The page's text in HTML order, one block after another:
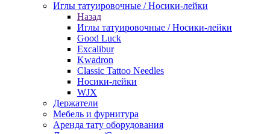
Иглы татуировочные / Носики-лейки
Назад
Иглы татуировочные / Носики-лейки
Good Luck
Excalibur
Kwadron
Classic Tattoo Needles
Носики-лейки
WJX
Держатели
Мебель и фурнитура
Аренда тату оборудования